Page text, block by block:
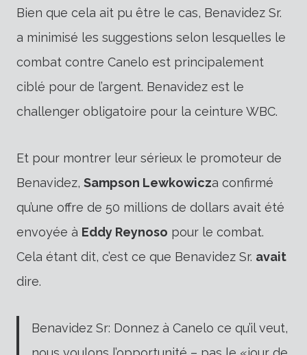
Bien que cela ait pu être le cas, Benavidez Sr.
a minimisé les suggestions selon lesquelles le
combat contre Canelo est principalement
ciblé pour de l’argent. Benavidez est le
challenger obligatoire pour la ceinture WBC.
Et pour montrer leur sérieux le promoteur de
Benavidez, Sampson Lewkowicza confirmé
qu’une offre de 50 millions de dollars avait été
envoyée à Eddy Reynoso pour le combat.
Cela étant dit, c’est ce que Benavidez Sr. avait
dire.
Benavidez Sr: Donnez à Canelo ce qu’il veut,